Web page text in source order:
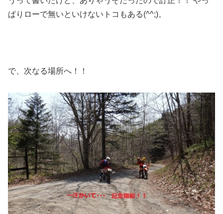
ぱりローで無いといけないトコもある(^^;)。
で、次なる場所へ！！